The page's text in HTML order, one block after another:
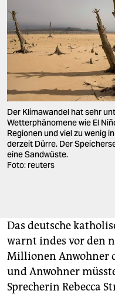
Der Klimawandel hat sehr
Wetterphänomene wie El
Regionen und viel zu wenig
derzeit Dürre. Der
eine Sandwüste.
Foto: reuters
Das deutsche
warnt indes vor den
Millionen Anwohner
und Anwohner
Sprecherin Rebecca